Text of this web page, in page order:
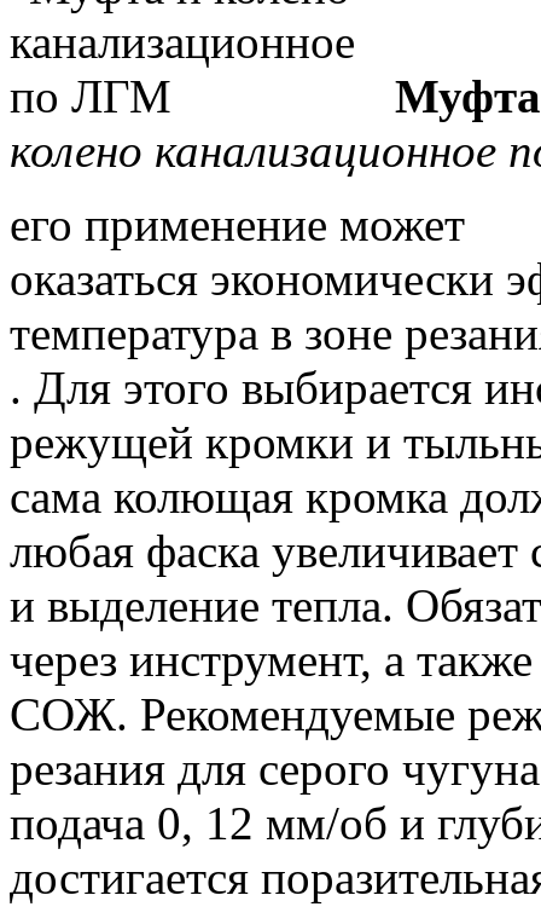
Муфта
колено канализационное
его применение может
оказаться экономически
температура в зоне
. Для этого выбирается
режущей кромки и
сама колющая кромка
любая фаска увеличивает
и выделение тепла.
через инструмент, а
СОЖ. Рекомендуемые
резания для серого
подача 0, 12 мм/об и
достигается